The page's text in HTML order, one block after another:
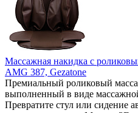
Массажная накидка с
AMG 387, Gezatone
Премиальный роликовый
выполненный в виде
Превратите стул или сидение